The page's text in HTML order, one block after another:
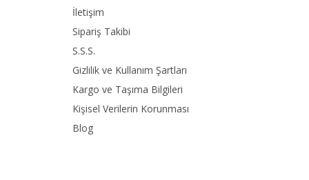
İletişim
Sipariş Takibi
S.S.S.
Gizlilik ve Kullanım Şartları
Kargo ve Taşıma Bilgileri
Kişisel Verilerin Korunması
Blog